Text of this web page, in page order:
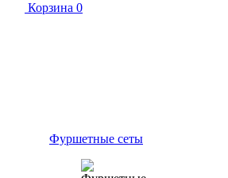
Корзина 0
Фуршетные сеты